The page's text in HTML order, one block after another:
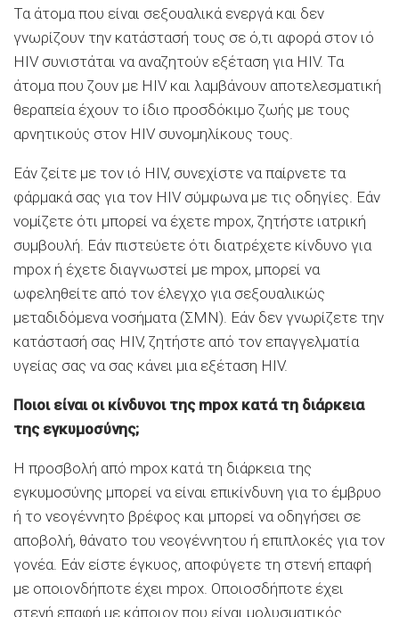
Τα άτομα που είναι σεξουαλικά ενεργά και δεν
γνωρίζουν την κατάστασή τους σε ό,τι αφορά στον ιό
HIV συνιστάται να αναζητούν εξέταση για HIV. Τα
άτομα που ζουν με HIV και λαμβάνουν αποτελεσματική
θεραπεία έχουν το ίδιο προσδόκιμο ζωής με τους
αρνητικούς στον HIV συνομηλίκους τους.
Εάν ζείτε με τον ιό HIV, συνεχίστε να παίρνετε τα
φάρμακά σας για τον HIV σύμφωνα με τις οδηγίες. Εάν
νομίζετε ότι μπορεί να έχετε mpox, ζητήστε ιατρική
συμβουλή. Εάν πιστεύετε ότι διατρέχετε κίνδυνο για
mpox ή έχετε διαγνωστεί με mpox, μπορεί να
ωφεληθείτε από τον έλεγχο για σεξουαλικώς
μεταδιδόμενα νοσήματα (ΣΜΝ). Εάν δεν γνωρίζετε την
κατάστασή σας HIV, ζητήστε από τον επαγγελματία
υγείας σας να σας κάνει μια εξέταση HIV.
Ποιοι είναι οι κίνδυνοι της mpox κατά τη διάρκεια
της εγκυμοσύνης;
Η προσβολή από mpox κατά τη διάρκεια της
εγκυμοσύνης μπορεί να είναι επικίνδυνη για το έμβρυο
ή το νεογέννητο βρέφος και μπορεί να οδηγήσει σε
αποβολή, θάνατο του νεογέννητου ή επιπλοκές για τον
γονέα. Εάν είστε έγκυος, αποφύγετε τη στενή επαφή
με οποιονδήποτε έχει mpox. Οποιοσδήποτε έχει
στενή επαφή με κάποιον που είναι μολυσματικός